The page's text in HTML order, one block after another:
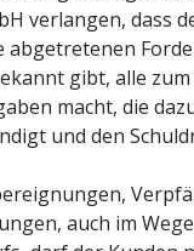
verlangen, dass
abgetretenen
gibt, alle
macht, die
und den
auch im